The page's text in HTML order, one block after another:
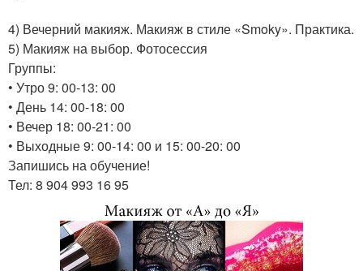
4) Вечерний макияж. Макияж в стиле «Smoky». Практика.
5) Макияж на выбор. Фотосессия
Группы:
• Утро 9: 00-13: 00
• День 14: 00-18: 00
• Вечер 18: 00-21: 00
• Выходные 9: 00-14: 00 и 15: 00-20: 00
Запишись на обучение!
Тел: 8 904 993 16 95